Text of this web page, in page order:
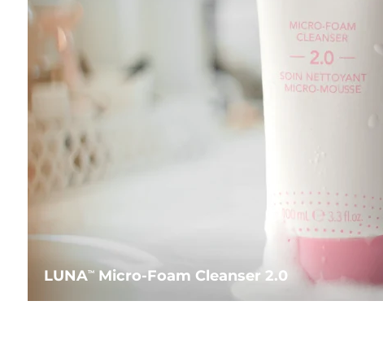
LUNATMMicro-Foam Cleanser 2.0